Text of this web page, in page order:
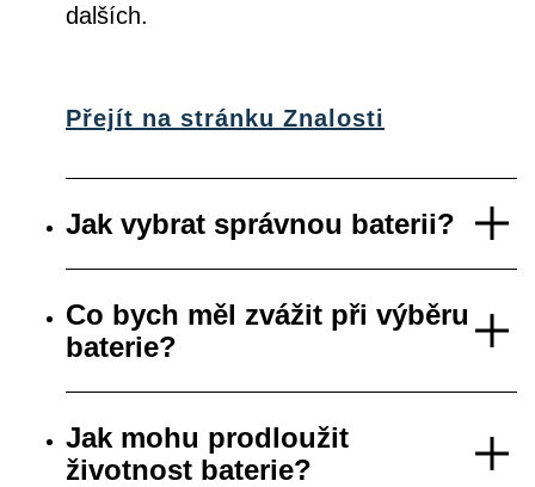
dalších.
Přejít na stránku Znalosti
Jak vybrat správnou baterii?
Co bych měl zvážit při výběru
baterie?
Jak mohu prodloužit
životnost baterie?